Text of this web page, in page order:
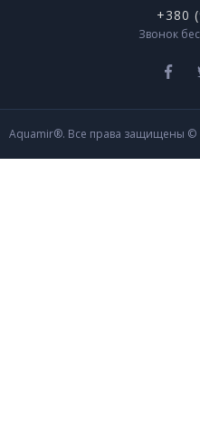
+380
Звонок
Aquamir®. Все права защищены ©